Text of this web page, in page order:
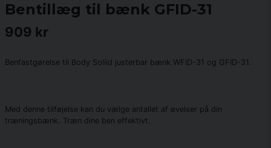
Bentillæg til bænk GFID-31
909 kr
Benfastgørelse til Body Soliid justerbar bænk WFID-31 og GFID-31.
Med denne tilføjelse kan du vælge antallet af øvelser på din
træningsbænk. Træn dine ben effektivt.